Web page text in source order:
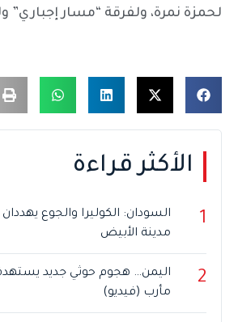
لحمزة نمرة، ولفرقة “مسار
الأكثر قراءة
1
السودان: الكوليرا والجوع
مدينة الأبيض
2
اليمن… هجوم حوثي جديد
مأرب (فيديو)